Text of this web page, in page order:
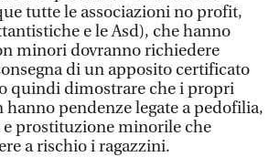
tutte le associazioni no profit,
e le Asd), che hanno
minori dovranno richiedere
di un apposito certificato
quindi dimostrare che i propri
pendenze legate a pedofilia,
prostituzione minorile che
a rischio i ragazzini.